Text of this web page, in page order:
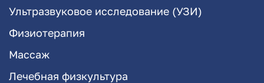
Ультразвуковое исследование (УЗИ)
Физиотерапия
Массаж
Лечебная физкультура